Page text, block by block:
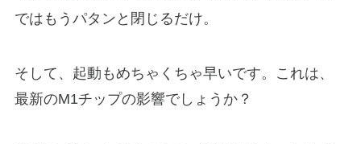
ではもうパタンと閉じるだけ。
そして、起動もめちゃくちゃ早いです。これは、
最新のM1チップの影響でしょうか？